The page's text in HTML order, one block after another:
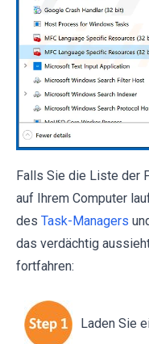
Falls Sie die Liste der
auf Ihrem Computer
des Task-Managers
das verdächtig
fortfahren:
Laden Sie